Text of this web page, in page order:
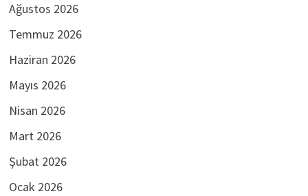
Ağustos 2026
Temmuz 2026
Haziran 2026
Mayıs 2026
Nisan 2026
Mart 2026
Şubat 2026
Ocak 2026